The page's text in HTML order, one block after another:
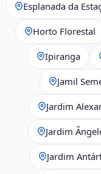
Esplanada da
Horto Florestal
Ipiranga
Jamil
Jardim
Jardim
Jardim